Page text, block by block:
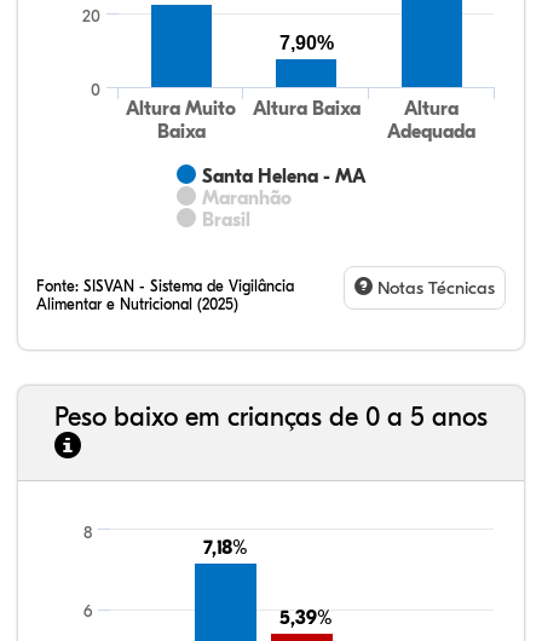
Santa Helena - MA
Maranhão
Brasil
Altura Muito
Baixa
Altura Baixa
Altura
Adequada
0
20
7,90%
Fonte: SISVAN - Sistema de Vigilância
Alimentar e Nutricional (2025)
Notas Técnicas
Peso baixo em crianças de 0 a 5 anos
7,18%
7,18%
5,39%
5,39%
6
8